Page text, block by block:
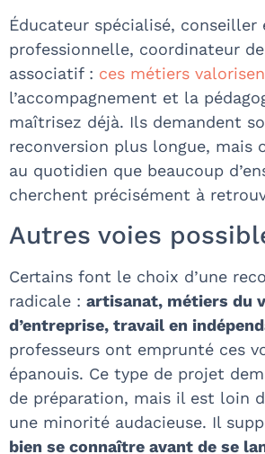
Éducateur spécialisé, conseiller
professionnelle, coordinateur
associatif : ces métiers
l’accompagnement et la
maîtrisez déjà. Ils demandent
reconversion plus longue, mais
au quotidien que beaucoup
cherchent précisément à
Autres voies
Certains font le choix d’une
radicale : artisanat, métiers du
d’entreprise, travail en
professeurs ont emprunté ces
épanouis. Ce type de projet
de préparation, mais il est loin
une minorité audacieuse. Il
bien se connaître avant de se